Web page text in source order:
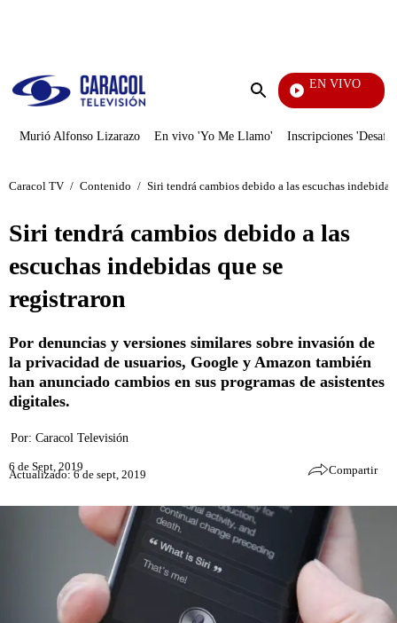
Enviar
EN VIVO
Día
Murió Alfonso Lizarazo En vivo 'Yo Me Llamo' Inscripciones
Caracol TV / Contenido / Siri tendrá cambios debido a las escuchas
Siri tendrá cambios debido a las
escuchas indebidas que se
registraron
Por denuncias y versiones similares sobre invasión de
la privacidad de usuarios, Google y Amazon también
han anunciado cambios en sus programas de asistentes
digitales.
Por: Caracol Televisión
6 de Sept, 2019
Actualizado: 6 de sept, 2019 Compartir